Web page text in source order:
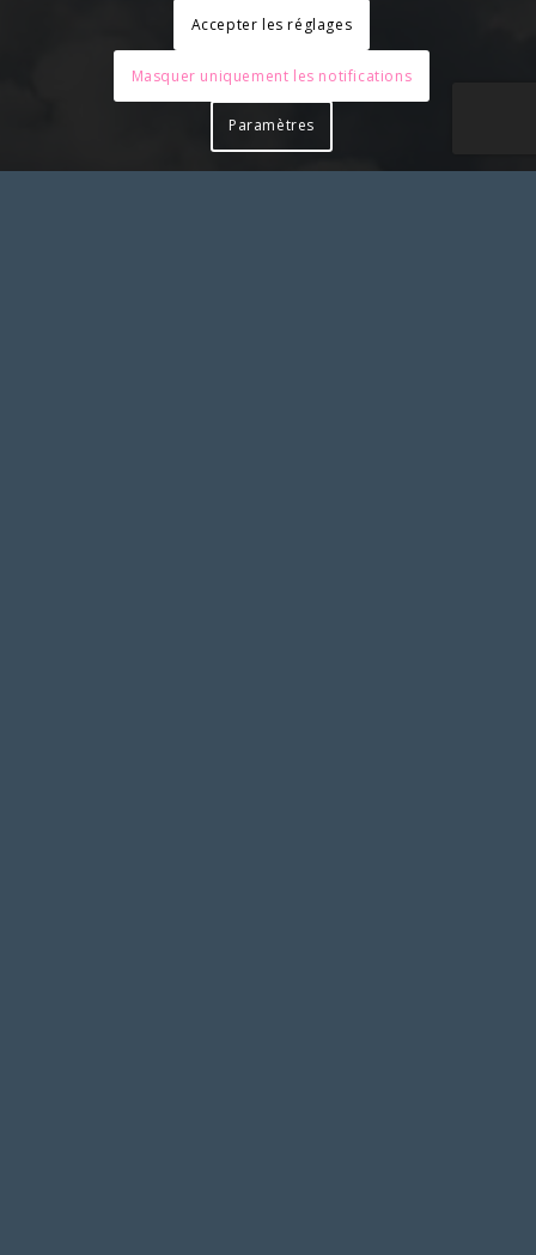
Accepter les réglages
Masquer uniquement les notifications
Paramètres